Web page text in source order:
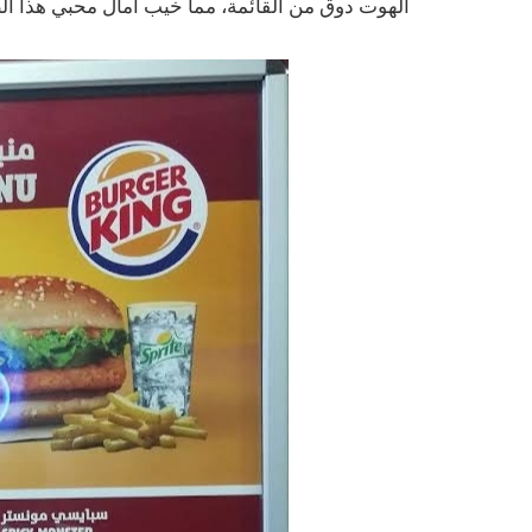
الهوت دوق من القائمة، مما خيب آمال محبي هذا